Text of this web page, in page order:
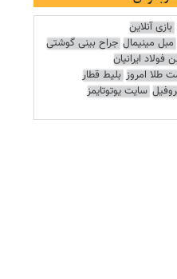
بازی آنلاین
مبل مینیمال جراح بینی گوشتی
ایرانیان
طلا امروز بلیط قطار
سایت یوتوتایمز